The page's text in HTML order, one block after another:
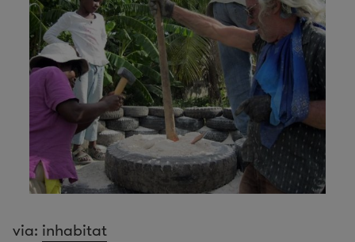
via: inhabitat